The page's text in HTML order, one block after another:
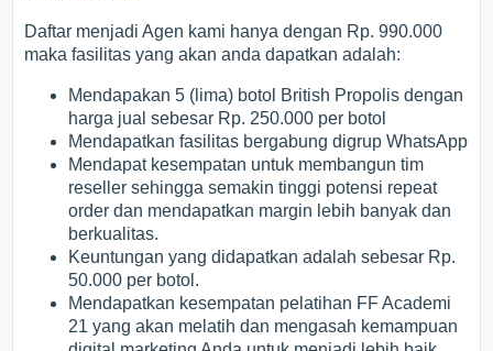
Daftar menjadi Agen kami hanya dengan Rp. 990.000
maka fasilitas yang akan anda dapatkan adalah:
Mendapakan 5 (lima) botol British Propolis dengan
harga jual sebesar Rp. 250.000 per botol
Mendapatkan fasilitas bergabung digrup WhatsApp
Mendapat kesempatan untuk membangun tim
reseller sehingga semakin tinggi potensi repeat
order dan mendapatkan margin lebih banyak dan
berkualitas.
Keuntungan yang didapatkan adalah sebesar Rp.
50.000 per botol.
Mendapatkan kesempatan pelatihan FF Academi
21 yang akan melatih dan mengasah kemampuan